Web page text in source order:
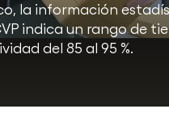
la información
indica un rango de
del 85 al 95 %.